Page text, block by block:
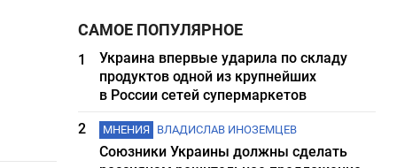
САМОЕ ПОПУЛЯРНОЕ
1
Украина впервые ударила по складу
продуктов одной из крупнейших
в России сетей супермаркетов
2
МНЕНИЯ ВЛАДИСЛАВ ИНОЗЕМЦЕВ
Союзники Украины должны сделать